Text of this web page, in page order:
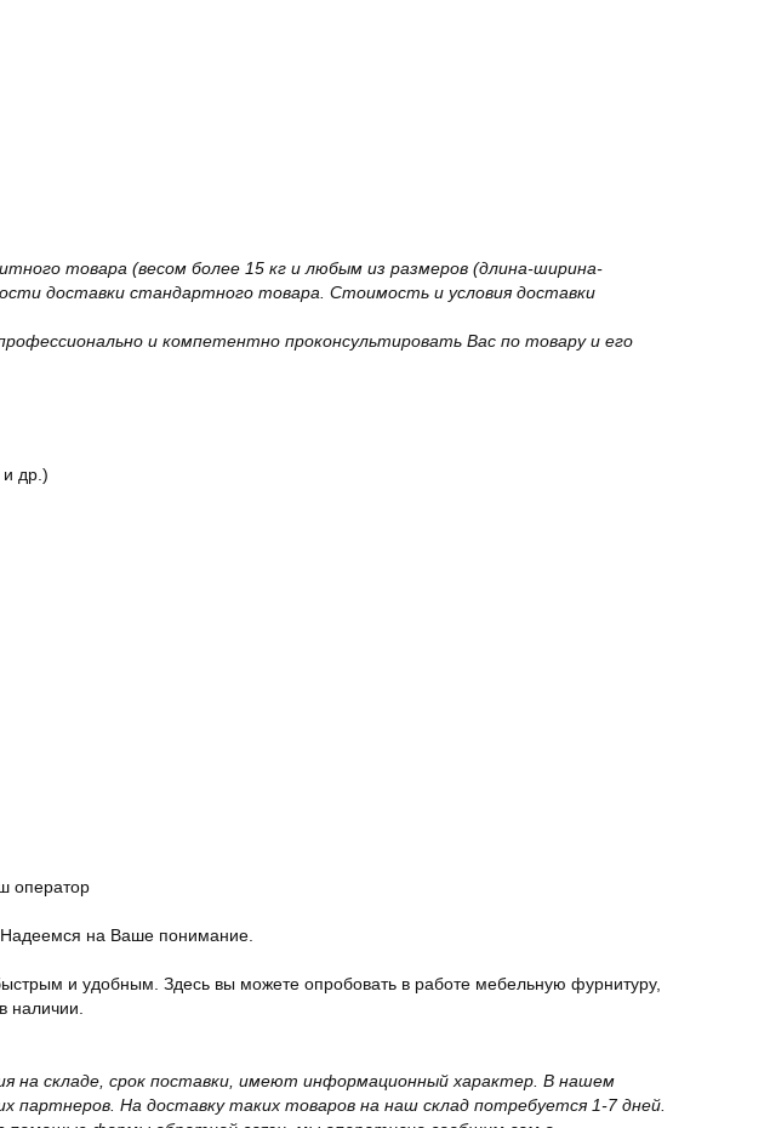
товара (весом более 15 кг и любым из размеров (длина-ширина-
доставки стандартного товара. Стоимость и условия доставки
и компетентно проконсультировать Вас по товару и его
др.)
оператор
Надеемся на Ваше понимание.
и удобным. Здесь вы можете опробовать в работе мебельную фурнитуру,
наличии.
на складе, срок поставки, имеют информационный характер. В нашем
партнеров. На доставку таких товаров на наш склад потребуется 1-7 дней.